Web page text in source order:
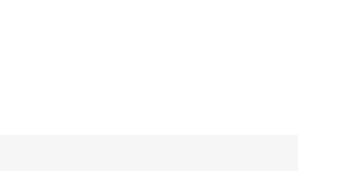
в експлуатації.Мобільна шафа для